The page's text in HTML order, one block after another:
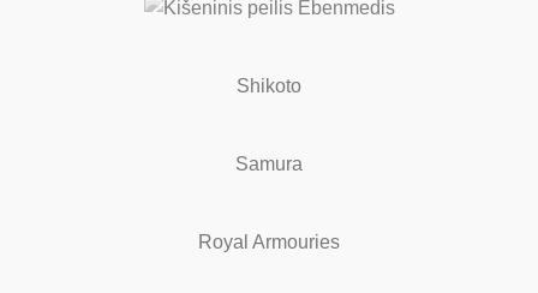
Shikoto
Samura
Royal Armouries